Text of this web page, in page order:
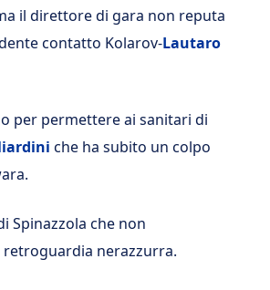
il direttore di gara non reputa
contatto Kolarov-Lautaro
per permettere ai sanitari di
che ha subito un colpo
Spinazzola che non
retroguardia nerazzurra.